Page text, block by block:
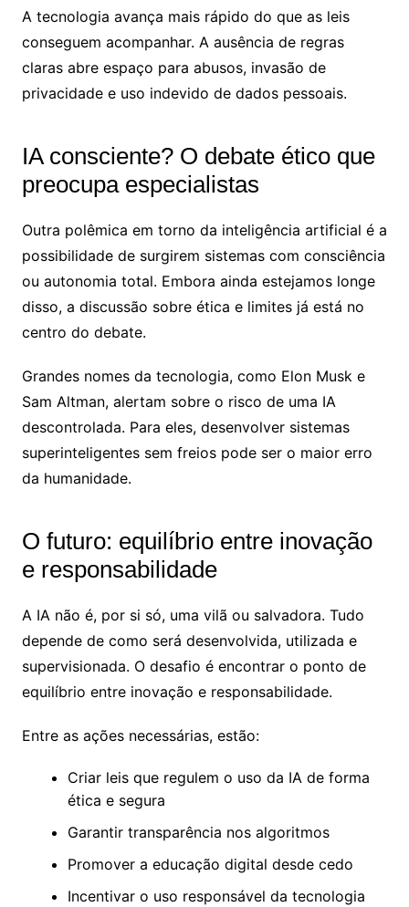
A tecnologia avança mais rápido do que as leis
conseguem acompanhar. A ausência de regras
claras abre espaço para abusos, invasão de
privacidade e uso indevido de dados pessoais.
IA consciente? O debate ético que
preocupa especialistas
Outra polêmica em torno da inteligência artificial é a
possibilidade de surgirem sistemas com consciência
ou autonomia total. Embora ainda estejamos longe
disso, a discussão sobre ética e limites já está no
centro do debate.
Grandes nomes da tecnologia, como Elon Musk e
Sam Altman, alertam sobre o risco de uma IA
descontrolada. Para eles, desenvolver sistemas
superinteligentes sem freios pode ser o maior erro
da humanidade.
O futuro: equilíbrio entre inovação
e responsabilidade
A IA não é, por si só, uma vilã ou salvadora. Tudo
depende de como será desenvolvida, utilizada e
supervisionada. O desafio é encontrar o ponto de
equilíbrio entre inovação e responsabilidade.
Entre as ações necessárias, estão:
Criar leis que regulem o uso da IA de forma
ética e segura
Garantir transparência nos algoritmos
Promover a educação digital desde cedo
Incentivar o uso responsável da tecnologia